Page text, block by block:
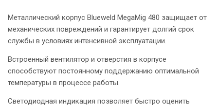
Металлический корпус Blueweld MegaMig 480 защищает от
механических повреждений и гарантирует долгий срок
службы в условиях интенсивной эксплуатации.
Встроенный вентилятор и отверстия в корпусе
способствуют постоянному поддержанию оптимальной
температуры в процессе работы.
Светодиодная индикация позволяет быстро оценить